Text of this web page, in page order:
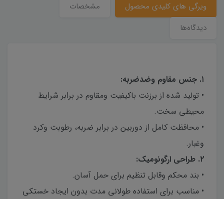
ويرگى هاى كليدى محصول
مشخصات
دیدگاه‌ها
١. جنس مقاوم وضدضربه:
• توليد شده از برزنت باكيفيت ومقاوم در برابر شرايط
محيطى سخت.
• محافظت كامل از دوربين در برابر ضربه، رطوبت وكرد
وغبار.
٢. طراحى ارگونوميك:
• بند محكم وقابل تنظيم براى حمل آسان.
• مناسب براى استفاده طولانى مدت بدون ايجاد خستكى